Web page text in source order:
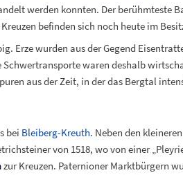
werden konnten. Der berühmteste
befinden sich noch heute im
Erze wurden aus der Gegend
waren deshalb
aus der Zeit, in der das Bergtal
bei Bleiberg-Kreuth. Neben den
von 1518, wo von einer
zur Kreuzen. Paternioner Marktbürgern